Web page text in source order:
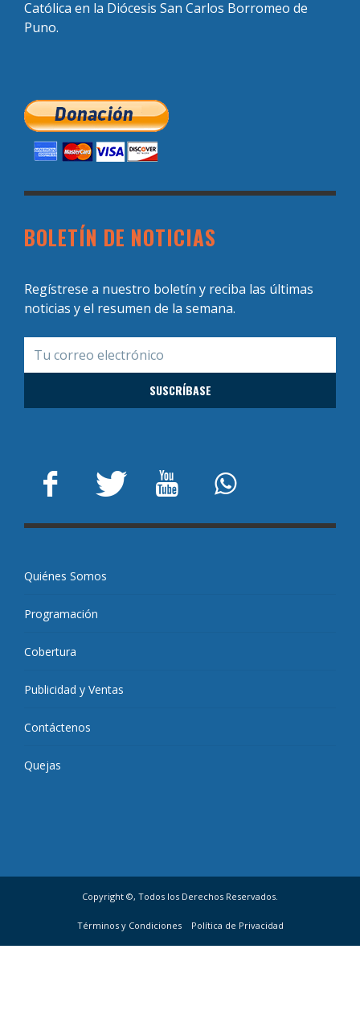
Católica en la Diócesis San Carlos Borromeo de
Puno.
BOLETÍN DE NOTICIAS
Regístrese a nuestro boletín y reciba las últimas
noticias y el resumen de la semana.
Quiénes Somos
Programación
Cobertura
Publicidad y Ventas
Contáctenos
Quejas
Copyright ©, Todos los Derechos Reservados.
Términos y Condiciones Política de Privacidad